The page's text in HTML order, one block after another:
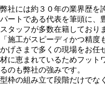
弊社には約３０年の業界歴を
パートである代表を筆頭に、
スタッフが多数在籍しており
「施工がスピーディかつ精
かげさまで多くの現場をお任
材に恵まれているためフット
るのも弊社の強みです。
型枠の組み立て段階だけでな